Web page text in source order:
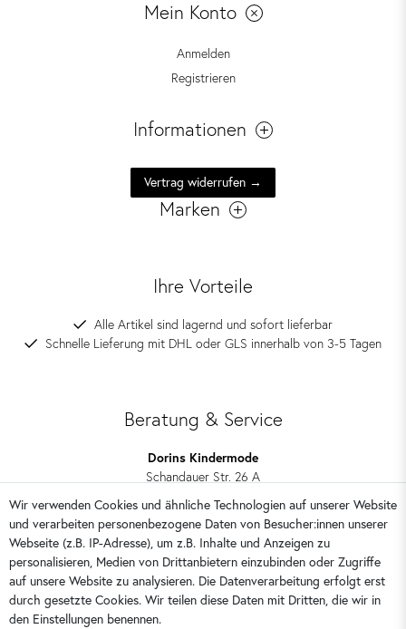
Mein Konto
Anmelden
Registrieren
Informationen
Vertrag widerrufen →
Marken
Ihre Vorteile
Alle Artikel sind lagernd und sofort lieferbar
Schnelle Lieferung mit DHL oder GLS innerhalb von 3-5 Tagen
Beratung & Service
Dorins Kindermode
Schandauer Str. 26 A
01309 Dresden
0351 28708090
kontakt@dorins-kindermode.de
Sie erreichen uns: Montag - Freitag 9 - 16 Uhr
Wir verwenden Cookies und ähnliche Technologien auf unserer Website
und verarbeiten personenbezogene Daten von Besucher:innen unserer
Webseite (z.B. IP-Adresse), um z.B. Inhalte und Anzeigen zu
personalisieren, Medien von Drittanbietern einzubinden oder Zugriffe
auf unsere Website zu analysieren. Die Datenverarbeitung erfolgt erst
durch gesetzte Cookies. Wir teilen diese Daten mit Dritten, die wir in
den Einstellungen benennen.